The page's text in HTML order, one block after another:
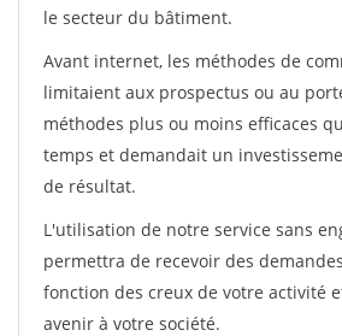
le secteur du bâtiment.
Avant internet, les méthodes de
limitaient aux prospectus ou au
méthodes plus ou moins efficaces
temps et demandait un
de résultat.
L'utilisation de notre service sans
permettra de recevoir des
fonction des creux de votre activité
avenir à votre société.